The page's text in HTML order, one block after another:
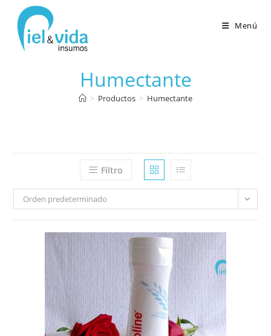
Menú
Humectante
> Productos > Humectante
Filtro
Orden predeterminado